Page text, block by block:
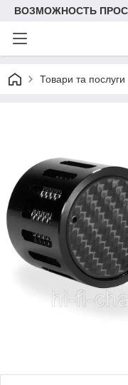
ВОЗМОЖНОСТЬ
Товари та послуги